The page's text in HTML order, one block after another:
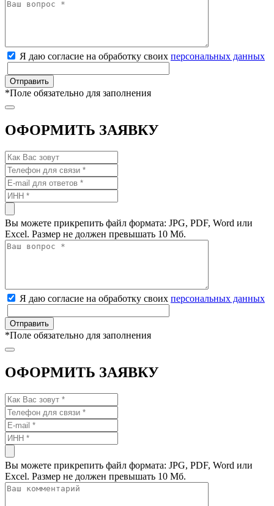
Я даю согласие на обработку своих персональных данных
*Поле обязательно для заполнения
ОФОРМИТЬ ЗАЯВКУ
Вы можете прикрепить файл формата: JPG, PDF, Word или
Excel. Размер не должен превышать 10 Мб.
Я даю согласие на обработку своих персональных данных
*Поле обязательно для заполнения
ОФОРМИТЬ ЗАЯВКУ
Вы можете прикрепить файл формата: JPG, PDF, Word или
Excel. Размер не должен превышать 10 Мб.